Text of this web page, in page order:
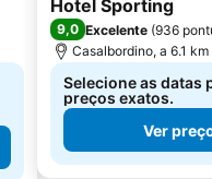
Hotel Sporting
9,0 Excelente (936
Casalbordino, a 6.1
Selecione as datas
preços exatos.
Ver